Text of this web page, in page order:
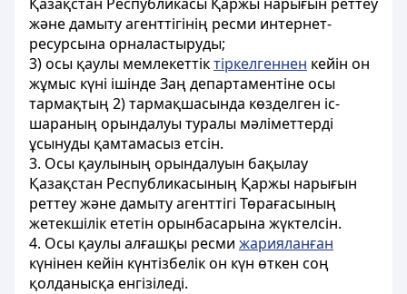
және дамыту агенттігінің ресми интернет-
ресурсына орналастыруды;
3) осы қаулы мемлекеттіктіркелгеннен кейін он
жұмыс күні ішінде Заң департаментіне осы
тармақтың 2) тармақшасында көзделген іс-
шараның орындалуы туралы мәліметтерді
ұсынуды қамтамасыз етсін.
3. Осы қаулының орындалуын бақылау
Қазақстан Республикасының Қаржы нарығын
реттеу және дамыту агенттігі Төрағасының
жетекшілік ететін орынбасарына жүктелсін.
4. Осы қаулы алғашқы ресми жарияланған
күнінен кейін күнтізбелік он күн өткен соң
қолданысқа енгізіледі.